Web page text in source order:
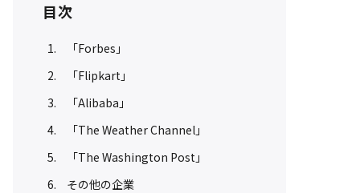
目次
「Forbes」
「Flipkart」
「Alibaba」
「The Weather Channel」
「The Washington Post」
その他の企業